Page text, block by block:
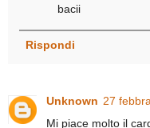
bacii
Rispondi
Unknown 27
Mi piace molto il